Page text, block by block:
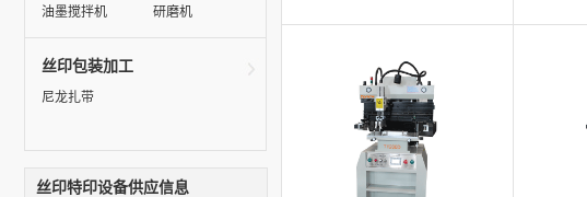
油墨搅拌机
研磨机
丝印包装加工
尼龙扎带
丝印特印设备供应信息